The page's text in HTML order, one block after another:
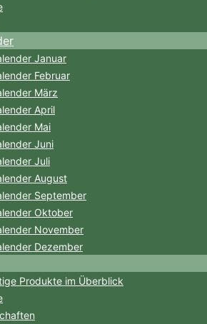
Januar
Februar
März
April
Mai
Juni
Juli
August
September
Oktober
November
Dezember
Produkte im Überblick